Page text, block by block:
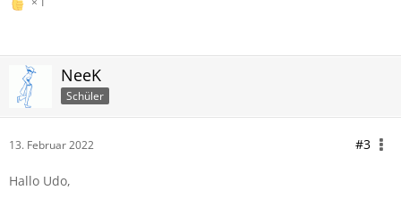
NeeK
Schüler
13. Februar 2022 #3
Hallo Udo,